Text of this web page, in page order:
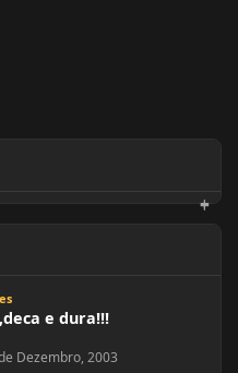
e dura!!!
Dezembro, 2003